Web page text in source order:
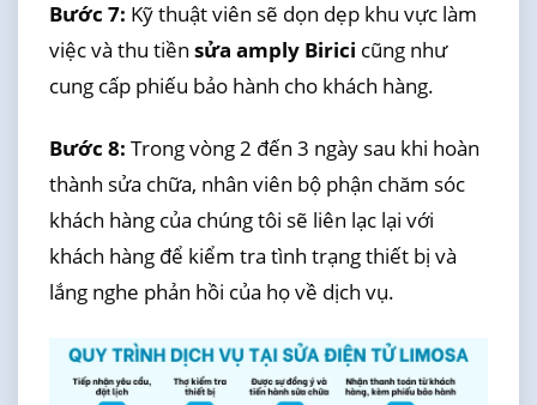
Bước 7: Kỹ thuật viên sẽ dọn dẹp khu vực làm
việc và thu tiền sửa amply Birici cũng như
cung cấp phiếu bảo hành cho khách hàng.
Bước 8: Trong vòng 2 đến 3 ngày sau khi hoàn
thành sửa chữa, nhân viên bộ phận chăm sóc
khách hàng của chúng tôi sẽ liên lạc lại với
khách hàng để kiểm tra tình trạng thiết bị và
lắng nghe phản hồi của họ về dịch vụ.